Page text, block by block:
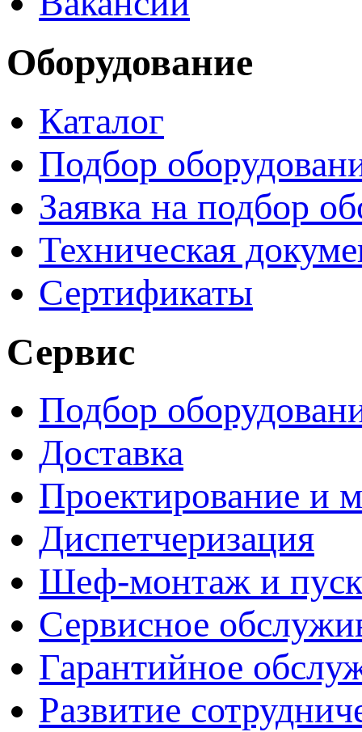
Оборудование
Каталог
Подбор
Заявка на подбор
Техническая
Сертификаты
Сервис
Подбор
Доставка
Проектирование и
Диспетчеризация
Шеф-монтаж и
Сервисное
Гарантийное
Развитие